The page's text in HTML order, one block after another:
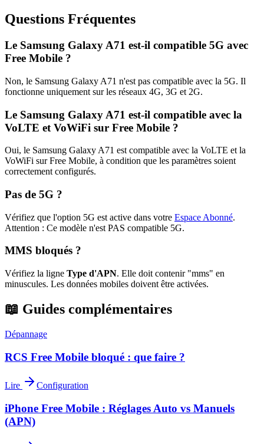
Questions Fréquentes
Le Samsung Galaxy A71 est-il compatible 5G avec
Free Mobile ?
Non, le Samsung Galaxy A71 n'est pas compatible avec la 5G. Il
fonctionne uniquement sur les réseaux 4G, 3G et 2G.
Le Samsung Galaxy A71 est-il compatible avec la
VoLTE et VoWiFi sur Free Mobile ?
Oui, le Samsung Galaxy A71 est compatible avec la VoLTE et la
VoWiFi sur Free Mobile, à condition que les paramètres soient
correctement configurés.
Pas de 5G ?
Vérifiez que l'option 5G est active dans votre Espace Abonné.
Attention : Ce modèle n'est PAS compatible 5G.
MMS bloqués ?
Vérifiez la ligne Type d'APN. Elle doit contenir "mms" en
minuscules. Les données mobiles doivent être activées.
📖 Guides complémentaires
Dépannage
RCS Free Mobile bloqué : que faire ?
Lire Configuration
iPhone Free Mobile : Réglages Auto vs Manuels
(APN)